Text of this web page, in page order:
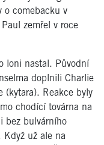
o comebacku v
zemřel v roce
loni nastal. Původní
doplnili Charlie
(kytara). Reakce byly
chodící továrna na
bez bulvárního
Když už ale na